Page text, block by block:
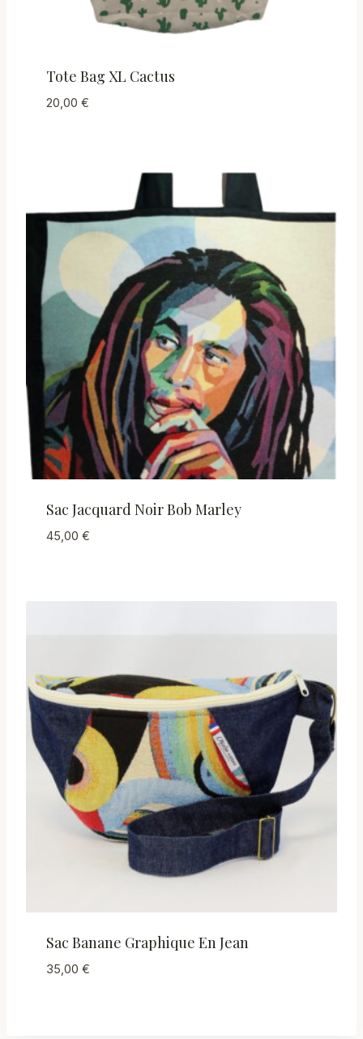
Tote Bag XL Cactus
20,00 €
Sac Jacquard Noir Bob Marley
45,00 €
Sac Banane Graphique En Jean
35,00 €